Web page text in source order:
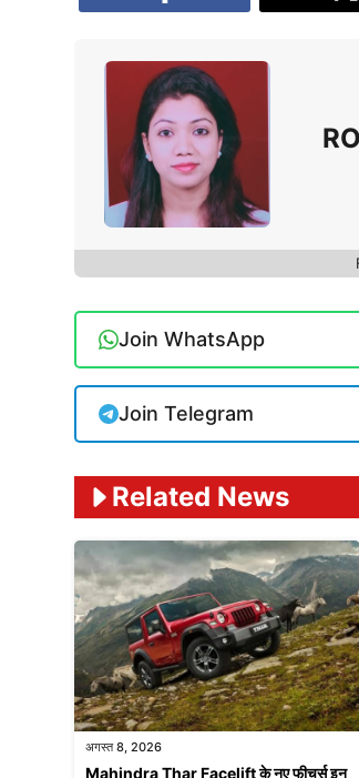
Join WhatsApp
Join Telegram
Related News
अगस्त 8, 2026
Mahindra Thar Facelift के नए फीचर्स इन